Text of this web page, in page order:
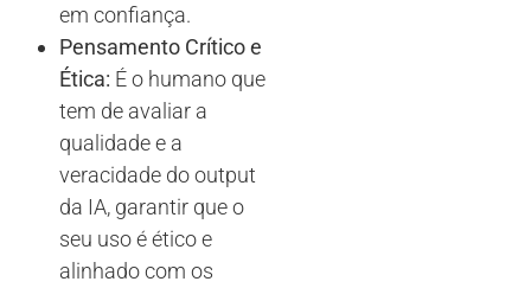
em confiança.
Pensamento Crítico e
Ética: É o humano que
tem de avaliar a
qualidade e a
veracidade do output
da IA, garantir que o
seu uso é ético e
alinhado com os